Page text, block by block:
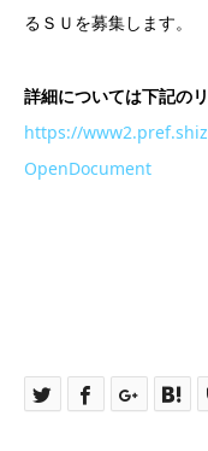
るＳＵを募集します。
詳細については下記の
https://
OpenDocument